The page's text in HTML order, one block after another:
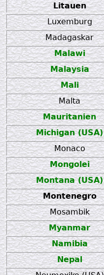
Litauen
Luxemburg
Madagaskar
Malawi
Malaysia
Mali
Malta
Mauritanien
Michigan (USA)
Monaco
Mongolei
Montana (USA)
Montenegro
Mosambik
Myanmar
Namibia
Nepal